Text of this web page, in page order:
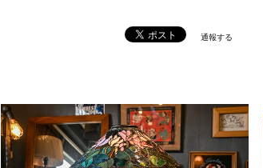
通報する